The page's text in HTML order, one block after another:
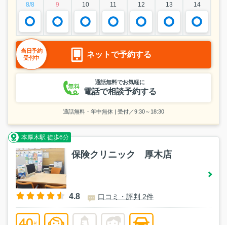
8/8
9 10 11 12 13 14
ネットで予約する
当日予約
受付中
通話無料でお気軽に
電話で相談予約する
通話無料・年中無休 | 受付／9:30～18:30
本厚木駅 徒歩6分
保険クリニック 厚木店
4.8 口コミ・評判 2件